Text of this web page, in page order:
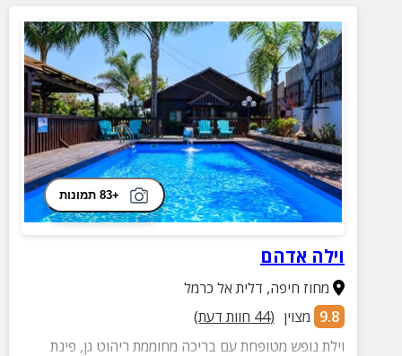
+83 תמונות
וילה אדהם
מחוז חיפה, דלית אל כרמל
9.8 מצוין (
44 חוות דעת)
וילת נופש מטופחת עם בריכה מחוממת ריהוט גן, פינת